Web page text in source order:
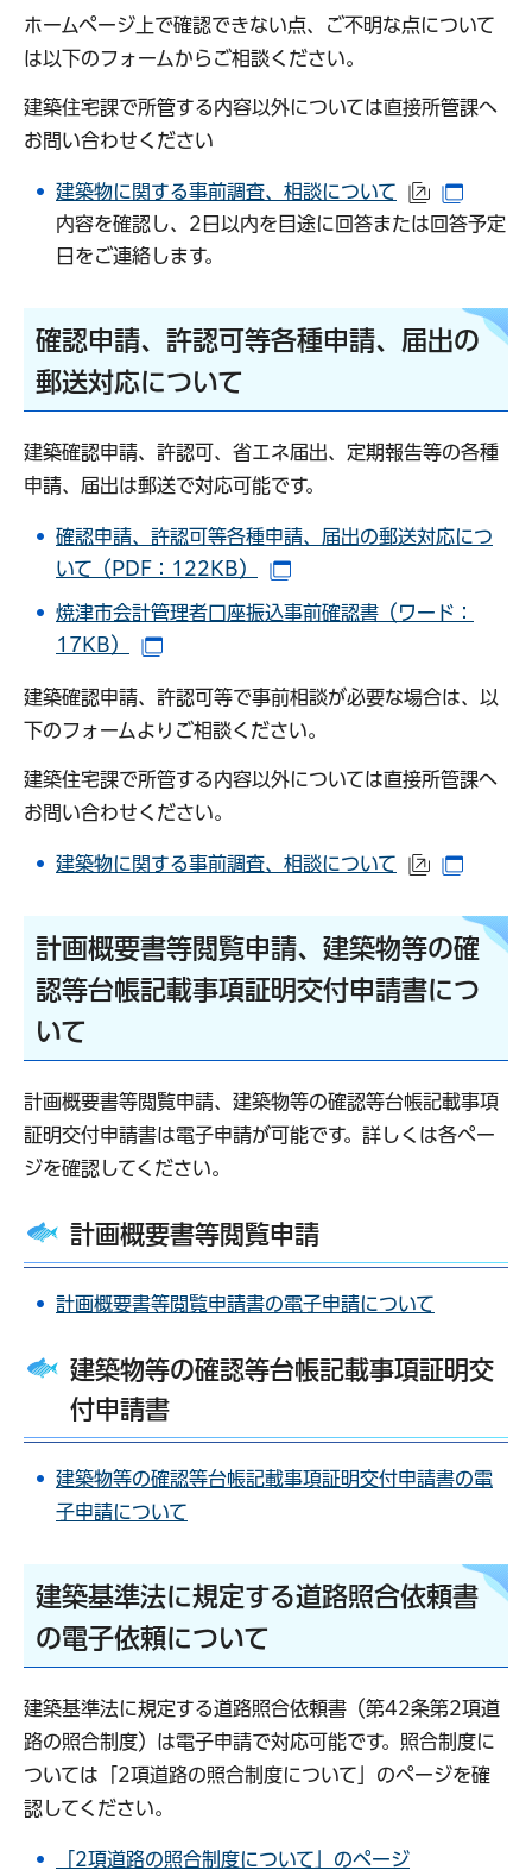
ホームページ上で確認できない点、ご不明な点について
は以下のフォームからご相談ください。
建築住宅課で所管する内容以外については直接所管課へ
お問い合わせください
建築物に関する事前調査、相談について （外部サ
内容を確認し、2日以内を目途に回答または回答予定
日をご連絡します。
確認申請、許認可等各種申請、届出の
郵送対応について
建築確認申請、許認可、省エネ届出、定期報告等の各種
申請、届出は郵送で対応可能です。
確認申請、許認可等各種申請、届出の郵送対応につ
いて（PDF：122KB）
焼津市会計管理者口座振込事前確認書（ワード：
17KB）
建築確認申請、許認可等で事前相談が必要な場合は、以
下のフォームよりご相談ください。
建築住宅課で所管する内容以外については直接所管課へ
お問い合わせください。
建築物に関する事前調査、相談について （外部サ
計画概要書等閲覧申請、建築物等の確
認等台帳記載事項証明交付申請書につ
いて
計画概要書等閲覧申請、建築物等の確認等台帳記載事項
証明交付申請書は電子申請が可能です。詳しくは各ペー
ジを確認してください。
計画概要書等閲覧申請
計画概要書等閲覧申請書の電子申請について
建築物等の確認等台帳記載事項証明交
付申請書
建築物等の確認等台帳記載事項証明交付申請書の電
子申請について
建築基準法に規定する道路照合依頼書
の電子依頼について
建築基準法に規定する道路照合依頼書（第42条第2項道
路の照合制度）は電子申請で対応可能です。照合制度に
ついては「2項道路の照合制度について」のページを確
認してください。
「2項道路の照合制度について」のページ